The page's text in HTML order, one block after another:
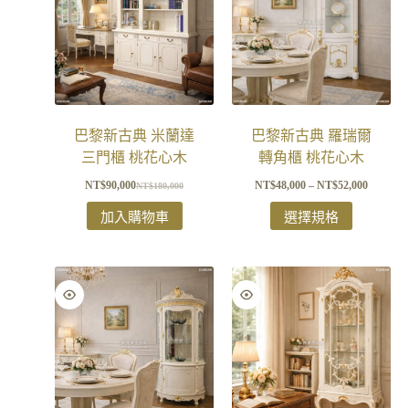
巴黎新古典 米蘭達
三門櫃 桃花心木
NT$180,000
NT$90,000
加入購物車
巴黎新古典 羅瑞爾
轉角櫃 桃花心木
NT$48,000 – NT$52,000
選擇規格